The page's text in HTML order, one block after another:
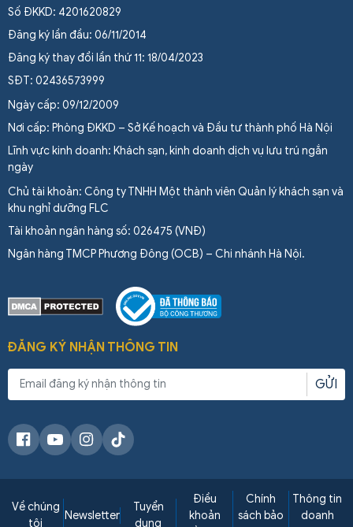
Số ĐKKD: 4201620829
Đăng ký lần đầu: 06/11/2014
Đăng ký thay đổi lần thứ 11: 18/04/2023
SĐT: 02436573999
Ngày cấp: 09/12/2009
Nơi cấp: Phòng ĐKKD – Sở Kế hoạch và Đầu tư thành phố Hà Nội
Lĩnh vực kinh doanh: Khách sạn, kinh doanh dịch vụ lưu trú ngắn
ngày
Chủ tài khoản: Công ty TNHH Một thành viên Quản lý khách sạn và
khu nghỉ dưỡng FLC
Tài khoản ngân hàng số: 026475 (VNĐ)
Ngân hàng TMCP Phương Đông (OCB) – Chi nhánh Hà Nội.
ĐĂNG KÝ NHẬN THÔNG TIN
GỬI
Về chúng
tôi
Newsletter
Tuyển
dụng
Điều
khoản
Chính
sách bảo
Thông tin
doanh